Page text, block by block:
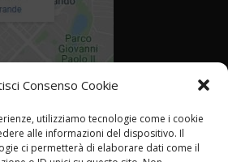
Consenso Cookie
utilizziamo tecnologie come i cookie
alle informazioni del dispositivo. Il
ci permetterà di elaborare dati come il